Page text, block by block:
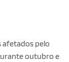
afetados pelo
outubro e